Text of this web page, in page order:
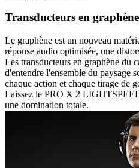
Transducteurs en
Le graphène est un nouveau
réponse audio optimisée, une
Les transducteurs en graphène du
d'entendre l'ensemble du paysage
chaque action et chaque tirage de
Laissez le PRO X 2
une domination totale.